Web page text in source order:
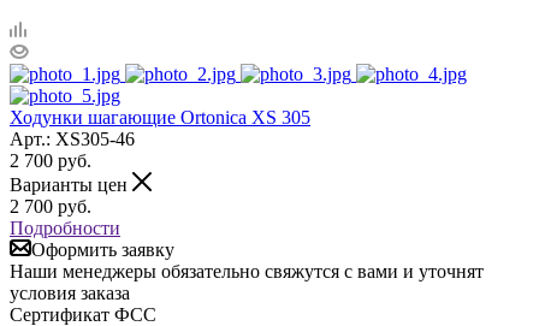
Ходунки шагающие Ortonica XS 305
Арт.: XS305-46
2 700 руб.
Варианты цен
2 700 руб.
Подробности
Оформить заявку
Наши менеджеры обязательно свяжутся с вами и уточнят
условия заказа
Сертификат ФСС